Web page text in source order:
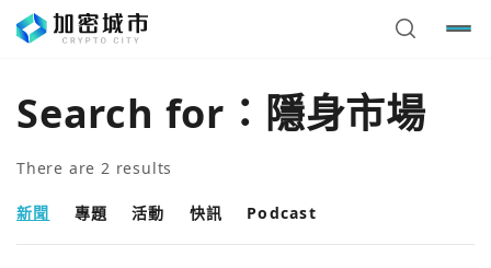
Search for： 隱身市場
There are 2 results
新聞 專題 活動 快訊 Podcast